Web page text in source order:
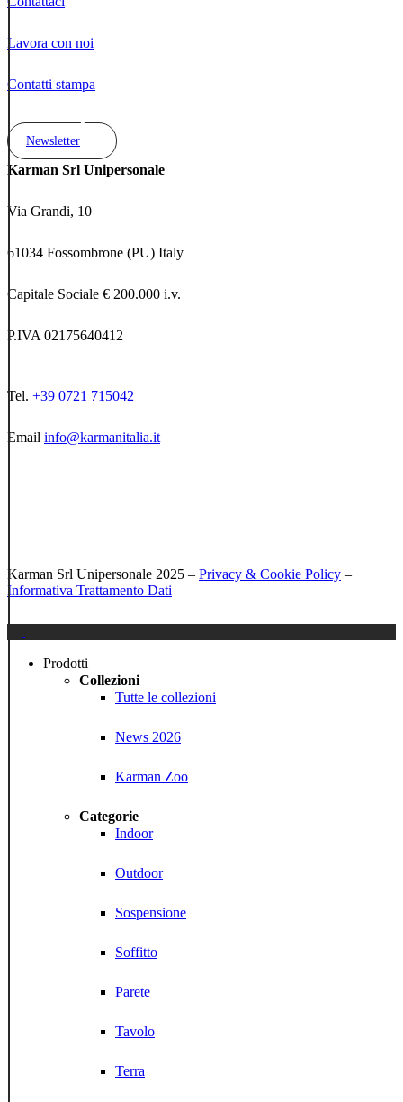
Lavora con noi
Contatti stampa
Newsletter
Karman Srl Unipersonale
Via Grandi, 10
61034 Fossombrone (PU) Italy
Capitale Sociale € 200.000 i.v.
P.IVA 02175640412
Tel. +39 0721 715042
Email info@karmanitalia.it
Karman Srl Unipersonale 2025 – Privacy & Cookie Policy –
Informativa Trattamento Dati
Prodotti
Collezioni
Tutte le collezioni
News 2026
Karman Zoo
Categorie
Indoor
Outdoor
Sospensione
Soffitto
Parete
Tavolo
Terra